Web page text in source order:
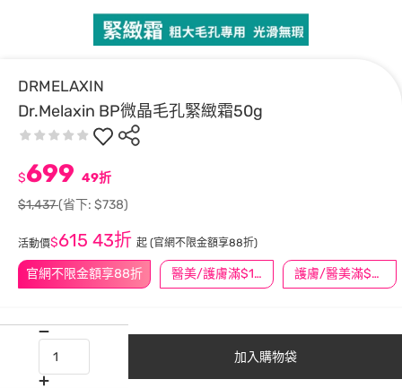
DRMELAXIN
Dr.Melaxin BP微晶毛孔緊緻霜50g
官網不限金額享88折 醫美/護膚滿$1200送$200 護膚/醫美滿$600送好禮
$699 49折
$1,437(省下: $738)
活動價$615 43折 起 (官網不限金額享88折)
加入購物袋